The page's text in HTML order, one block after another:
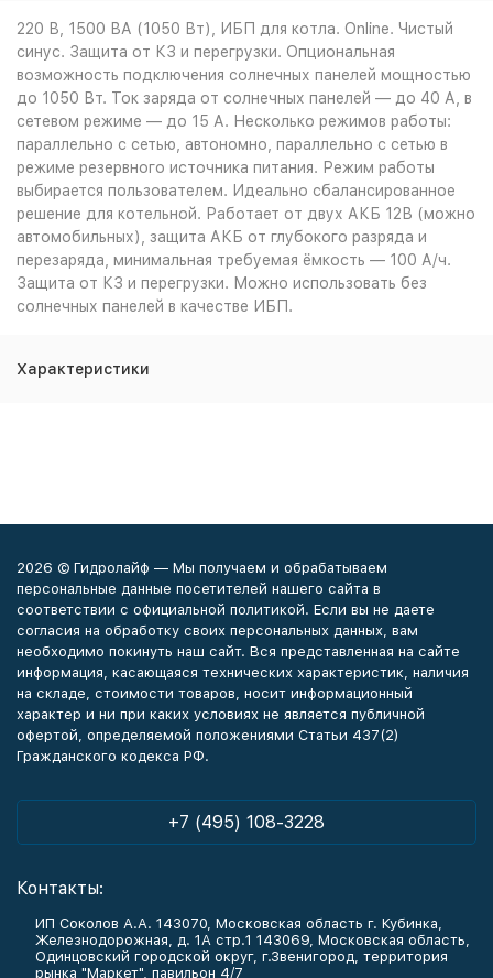
220 В, 1500 ВА (1050 Вт), ИБП для котла. Online. Чистый
синус. Защита от КЗ и перегрузки. Опциональная
возможность подключения солнечных панелей мощностью
до 1050 Вт. Ток заряда от солнечных панелей — до 40 А, в
сетевом режиме — до 15 А. Несколько режимов работы:
параллельно с сетью, автономно, параллельно с сетью в
режиме резервного источника питания. Режим работы
выбирается пользователем. Идеально сбалансированное
решение для котельной. Работает от двух АКБ 12В (можно
автомобильных), защита АКБ от глубокого разряда и
перезаряда, минимальная требуемая ёмкость — 100 А/ч.
Защита от КЗ и перегрузки. Можно использовать без
солнечных панелей в качестве ИБП.
Характеристики
2026 © Гидролайф — Мы получаем и обрабатываем
персональные данные посетителей нашего сайта в
соответствии с официальной политикой. Если вы не даете
согласия на обработку своих персональных данных, вам
необходимо покинуть наш сайт. Вся представленная на сайте
информация, касающаяся технических характеристик, наличия
на складе, стоимости товаров, носит информационный
характер и ни при каких условиях не является публичной
офертой, определяемой положениями Статьи 437(2)
Гражданского кодекса РФ.
+7 (495) 108-3228
Контакты:
ИП Соколов А.А. 143070, Московская область г. Кубинка,
Железнодорожная, д. 1А стр.1 143069, Московская область,
Одинцовский городской округ, г.Звенигород, территория
рынка "Маркет", павильон 4/7